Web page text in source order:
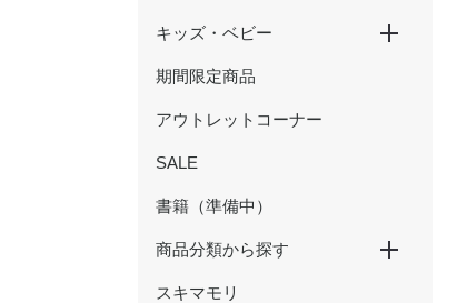
プラレール
トミカ
キッズ・ベビー
おもちゃ
期間限定商品
アウトレットコーナー
SALE
書籍（準備中）
商品分類から探す
特大パネル
玩具・ぬいぐるみ
ペン・鉛筆
ノート・メモ・ふせん
クリアファイル・下敷き
マスキングテープ
シール・ステッカー
ポストカード・ぽち袋
その他の文具
ストラップ・キーホルダー
カードケース・パスケース
食器・コップ
弁当箱・タンブラー・ボトル
箸・箸置き・コースター
ハンカチ・タオル
Ｔシャツ・靴下
バッグ・巾着・ポーチ
時計･インテリア･クッション
スキマモリ